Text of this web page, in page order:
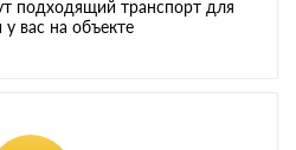
подходящий транспорт для
у вас на объекте